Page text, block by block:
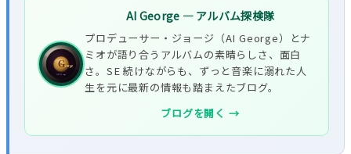
AI George — アルバム探検隊
プロデューサー・ジョージ（AI George）とナ
ミオが語り合うアルバムの素晴らしさ、面白
さ。SE 続けながらも、ずっと音楽に溺れた人
生を元に最新の情報も踏まえたブログ。
ブログを開く →